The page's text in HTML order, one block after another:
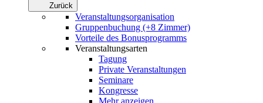
Zurück
Veranstaltungsorganisation
Gruppenbuchung (+8 Zimmer)
Vorteile des Bonusprogramms
Veranstaltungsarten
Tagung
Private Veranstaltungen
Seminare
Kongresse
Mehr anzeigen